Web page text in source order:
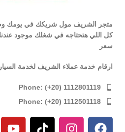
متجر الشريف مول شريكك في يومك
كل اللي هتحتاجه في شغلك موجود
سعر
ارقام خدمة عملاء الشريف لخدمة
Phone: (+20) 1112801119
Phone: (+20) 1112501118